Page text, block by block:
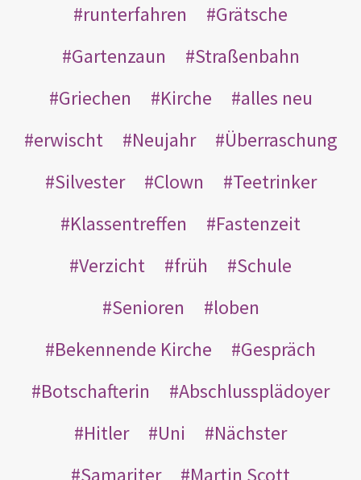
runterfahren
Grätsche
Gartenzaun
Straßenbahn
Griechen
Kirche
alles neu
erwischt
Neujahr
Überraschung
Silvester
Clown
Teetrinker
Klassentreffen
Fastenzeit
Verzicht
früh
Schule
Senioren
loben
Bekennende Kirche
Gespräch
Botschafterin
Abschlussplädoyer
Hitler
Uni
Nächster
Samariter
Martin Scott